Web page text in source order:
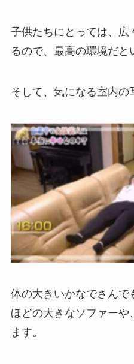
子供たちにとっては、広
るので、最高の環境だと
そして、気になる室内の
体の大きいかなでさんで
ほどの大きなソファーや
ます。